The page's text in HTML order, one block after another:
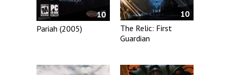
10
Pariah (2005)
10
The Relic: First
Guardian